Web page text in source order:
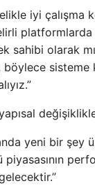
iyi çalışma
platformlarda
sahibi olarak
böylece sisteme
yeni bir şey